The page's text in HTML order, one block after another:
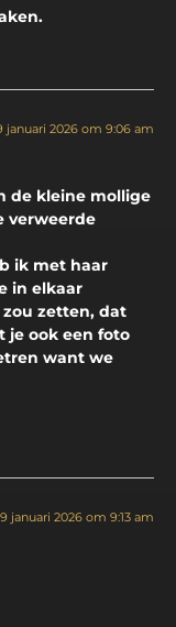
januari 2026 om 9:06 am
de kleine mollige
verweerde
ik met haar
in elkaar
zetten, dat
je ook een foto
want we
januari 2026 om 9:13 am